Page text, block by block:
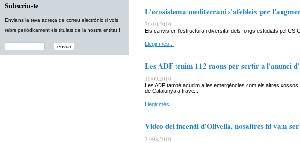
Subscriu-te
Envia'ns la teva adreça de correu electrònic si vols
rebre periòdicament els titulars de la nostra entitat !
L'ecosistema mediterrani s'afebleix per
26/10/2010
Els canvis en l'estructura i diversitat dels fongs estudiats pel
Llegir més...
Les ADF tenim 112 raons per sortir a l'anunci
30/09/2010
Les ADF també acudim a les emergències com els altres
de Catalunya a travé...
Llegir més...
Video del incendi d'Olivella, nosaltres hi vam
31/08/2010